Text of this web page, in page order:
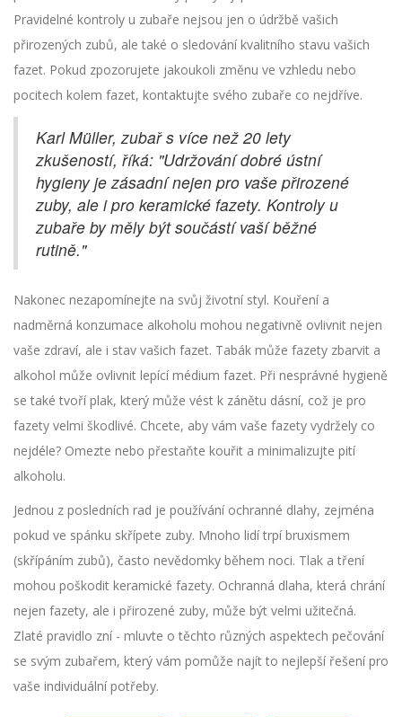
Pravidelné kontroly u zubaře nejsou jen o údržbě vašich
přirozených zubů, ale také o sledování kvalitního stavu vašich
fazet. Pokud zpozorujete jakoukoli změnu ve vzhledu nebo
pocitech kolem fazet, kontaktujte svého zubaře co nejdříve.
Karl Müller, zubař s více než 20 lety
zkušeností, říká: "Udržování dobré ústní
hygieny je zásadní nejen pro vaše přirozené
zuby, ale i pro keramické fazety. Kontroly u
zubaře by měly být součástí vaší běžné
rutině."
Nakonec nezapomínejte na svůj životní styl. Kouření a
nadměrná konzumace alkoholu mohou negativně ovlivnit nejen
vaše zdraví, ale i stav vašich fazet. Tabák může fazety zbarvit a
alkohol může ovlivnit lepící médium fazet. Při nesprávné hygieně
se také tvoří plak, který může vést k zánětu dásní, což je pro
fazety velmi škodlivé. Chcete, aby vám vaše fazety vydržely co
nejdéle? Omezte nebo přestaňte kouřit a minimalizujte pití
alkoholu.
Jednou z posledních rad je používání ochranné dlahy, zejména
pokud ve spánku skřípete zuby. Mnoho lidí trpí bruxismem
(skřípáním zubů), často nevědomky během noci. Tlak a tření
mohou poškodit keramické fazety. Ochranná dlaha, která chrání
nejen fazety, ale i přirozené zuby, může být velmi užitečná.
Zlaté pravidlo zní - mluvte o těchto různých aspektech pečování
se svým zubařem, který vám pomůže najít to nejlepší řešení pro
vaše individuální potřeby.